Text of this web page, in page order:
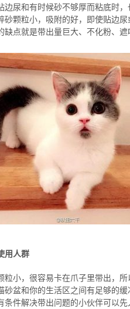
边尿和有时候砂不够厚而粘底时
砂颗粒小，吸附的好，即使贴边
缺点就是带出量巨大、不化粉、遮
用人群
粒小，很容易卡在爪子里带出，
砂盆和你的生活区之间有足够的
条件解决带出问题的小伙伴可以先